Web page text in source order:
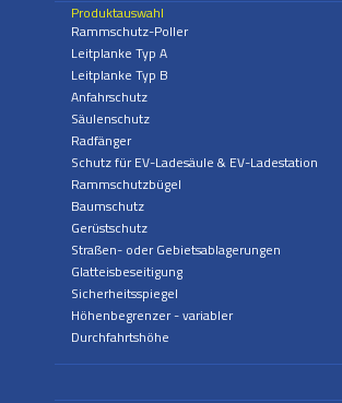
Produktauswahl
Rammschutz-Poller
Leitplanke Typ A
Leitplanke Typ B
Anfahrschutz
Säulenschutz
Radfänger
Schutz für EV-Ladesäule & EV-Ladestation
Rammschutzbügel
Baumschutz
Gerüstschutz
Straßen- oder Gebietsablagerungen
Glatteisbeseitigung
Sicherheitsspiegel
Höhenbegrenzer - variabler
Durchfahrtshöhe